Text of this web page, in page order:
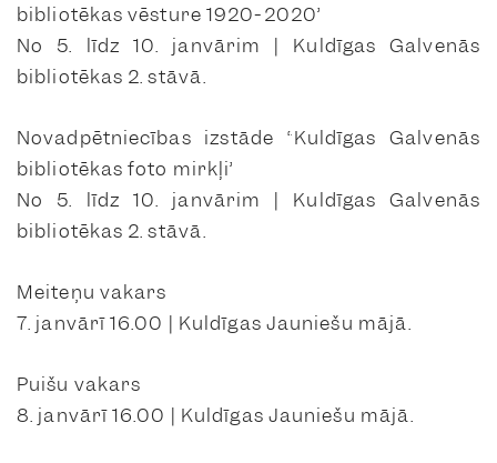
bibliotēkas vēsture 1920-2020”
No 5. līdz 10. janvārim | Kuldīgas Galvenās
bibliotēkas 2. stāvā.
Novadpētniecības izstāde “Kuldīgas Galvenās
bibliotēkas foto mirkļi”
No 5. līdz 10. janvārim | Kuldīgas Galvenās
bibliotēkas 2. stāvā.
Meiteņu vakars
7. janvārī 16.00 | Kuldīgas Jauniešu mājā.
Puišu vakars
8. janvārī 16.00 | Kuldīgas Jauniešu mājā.